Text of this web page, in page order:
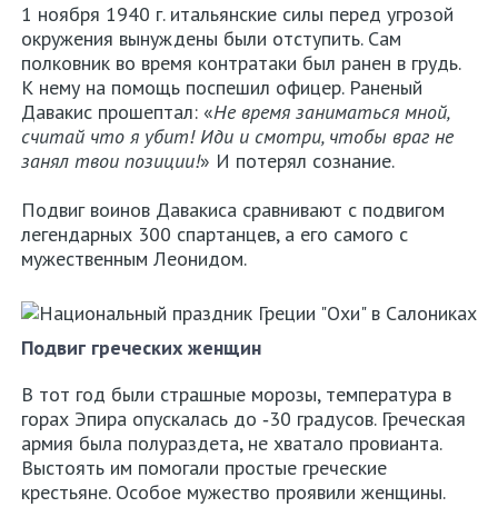
1 ноября 1940 г. итальянские силы перед угрозой
окружения вынуждены были отступить. Сам
полковник во время контратаки был ранен в грудь.
К нему на помощь поспешил офицер. Раненый
Давакис прошептал: «Не время заниматься мной,
считай что я убит! Иди и смотри, чтобы враг не
занял твои позиции!» И потерял сознание.
Подвиг воинов Давакиса сравнивают с подвигом
легендарных 300 спартанцев, а его самого с
мужественным Леонидом.
Подвиг греческих женщин
В тот год были страшные морозы, температура в
горах Эпира опускалась до ‑30 градусов. Греческая
армия была полураздета, не хватало провианта.
Выстоять им помогали простые греческие
крестьяне. Особое мужество проявили женщины.